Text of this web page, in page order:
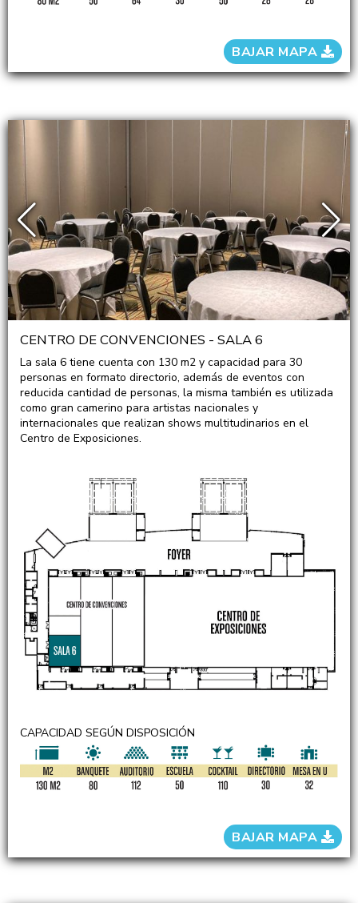
BAJAR MAPA
CENTRO DE CONVENCIONES - SALA 6
La sala 6 tiene cuenta con 130 m2 y capacidad para 30
personas en formato directorio, además de eventos con
reducida cantidad de personas, la misma también es utilizada
como gran camerino para artistas nacionales y
internacionales que realizan shows multitudinarios en el
Centro de Exposiciones.
CAPACIDAD SEGÚN DISPOSICIÓN
BAJAR MAPA